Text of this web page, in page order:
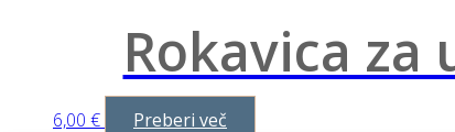
Rokavica za
6,00 € Preberi več